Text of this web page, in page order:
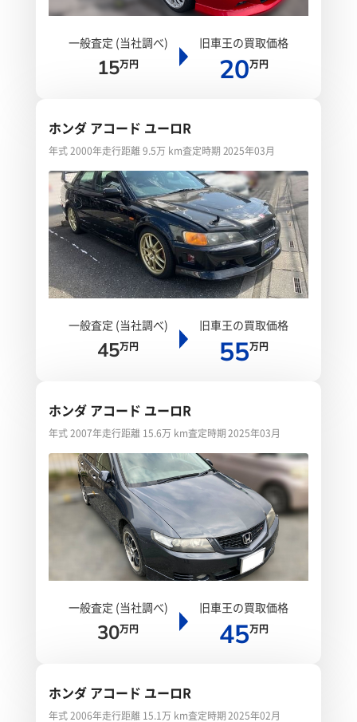
一般査定 (当社調べ)
15万円
旧車王の買取価格
20万円
ホンダ アコード ユーロR
年式 2000年走行距離 9.5万 km査定時期 2025年03月
一般査定 (当社調べ)
45万円
旧車王の買取価格
55万円
ホンダ アコード ユーロR
年式 2007年走行距離 15.6万 km査定時期 2025年03月
一般査定 (当社調べ)
30万円
旧車王の買取価格
45万円
ホンダ アコード ユーロR
年式 2006年走行距離 15.1万 km査定時期 2025年02月